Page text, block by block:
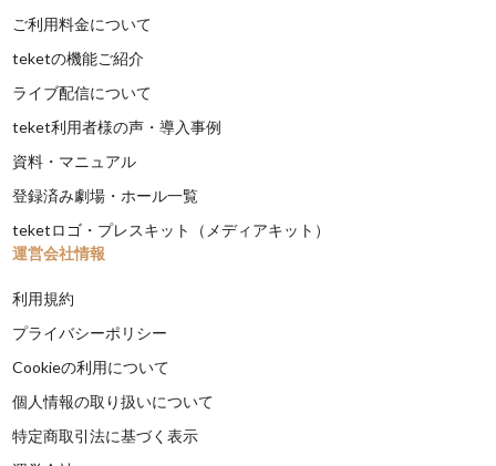
ご利用料金について
teketの機能ご紹介
ライブ配信について
teket利用者様の声・導入事例
資料・マニュアル
登録済み劇場・ホール一覧
teketロゴ・プレスキット（メディアキット）
運営会社情報
利用規約
プライバシーポリシー
Cookieの利用について
個人情報の取り扱いについて
特定商取引法に基づく表示